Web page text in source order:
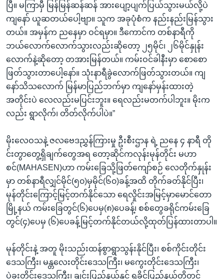
ပြီ။ မကြာမှီ မြန်မြန်ဆန်ဆန် အားပျော့ပျက်ပြယ်သွားမယ်လို့ပဲ
ကျနော် ယူဆတယ်ပေါ့ဗျာ။ သူက အခုပုံစံက နည်းနည်းမြန်သွား
တယ်။ အမှန်က ညနေမှာ ဝင်ရမှာ။ ဒီကောင်က တစ်နာရီကို
ဘယ်လောက်လောက်သွားလည်းဆိုတော့ ၂၅မိုင်၊ ၂၆မိုင်နှုန်း
လောက်နဲ့ဆိုတော့ တအားမြန်တယ်။ ကမ်းဝင်ခါနီးမှာ စောစော
ဖြတ်သွားတာပေါ့နော်။ သုံးနာရီခွဲလောက်ဖြတ်သွားတယ်။ ကျ
နော်သိသလောက် မြန်မာပြည်ဘက်မှာ ကျနော်မှန်းထားတဲ့
အတိုင်းပဲ လေလည်းမပြင်းဘူး။ ရေလည်းမတက်ပါဘူး။ မိုးက
လည်း ရွာလိုက်၊ တိတ်လိုက်ပါပဲ။”
မိုးလေဝသနဲ့ ဇလဗေဒညွှန်ကြားမှု ဦးစီးဌာန ရဲ့ ညနေ ၄ နာရီ တို
င်းတွာတွေ့ရှိချက်တွေအရ တော့ဆိုင်ကလုန်းမုန်တိုင်း မဟာ
စင်(MAHASEN)ဟာ ကမ်းခြေသို့ဖြတ်ကျော်စဉ် လေတိုက်နှုန်း
မှာ တစ်နာရီလျှင်မိုင်(၅၀)မှမိုင်(၆၀)ခန့်အထိ တိုက်ခတ်နိုင်ပြီး၊
မုန်တိုင်းကြောင့်မြင့်တက်နိုင်သော ရေလှိုင်းအမြင့်မှာမောင်တော
မြို့နယ် ကမ်းခြေတွင်(၆)ပေမှ(၈)ပေခန့်၊ စစ်တွေခရိုင်ကမ်းခြေ
တွင်(၄)ပေမှ (၆)ပေခန့်မြင့်တက်နိုင်တယ်လို့ထုတ်ပြန်ထားတာပါ။
မုန်တိုင်းနဲ့ အတူ မိုးသည်းထန်စွာရွာသွန်းနိုင်ပြီး၊ စစ်ကိုင်းတိုင်း
ဒေသကြီး၊ မန္တလေးတိုင်းဒေသကြီး၊ မကွေးတိုင်းဒေသကြီး၊
ပဲခူးတိုင်းဒေသကြီး၊ ချင်းပြည်နယ်နှင့် ရခိုင်ပြည်နယ်တို့တွင်